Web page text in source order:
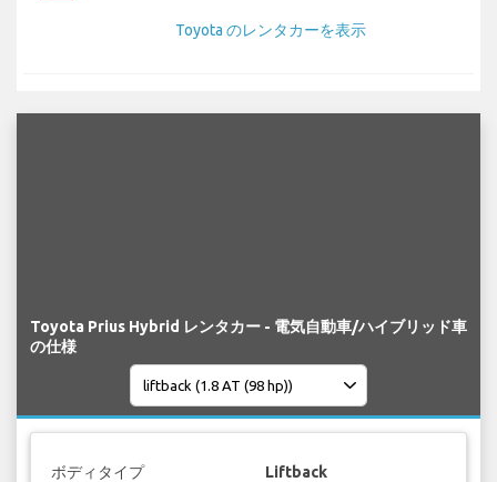
Toyota のレンタカーを表示
Toyota Prius Hybrid レンタカー - 電気自動車/ハイブリッド車
の仕様
ボディタイプ Liftback